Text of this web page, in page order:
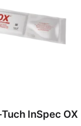
InSpec OX